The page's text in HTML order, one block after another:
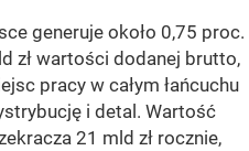
generuje około 0,75 proc.
zł wartości dodanej brutto,
pracy w całym łańcuchu
i detal. Wartość
21 mld zł rocznie,